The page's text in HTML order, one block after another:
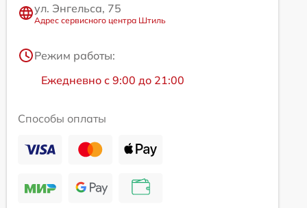
ул. Энгельса, 75
Адрес сервисного центра Штиль
Режим работы:
Ежедневно с 9:00 до 21:00
Способы оплаты